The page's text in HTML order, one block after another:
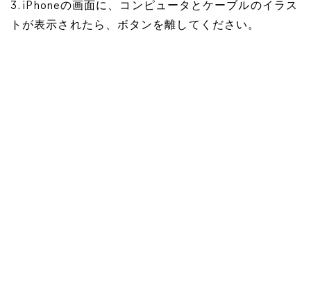
3. iPhoneの画面に、コンピュータとケーブルのイラス
トが表示されたら、ボタンを離してください。